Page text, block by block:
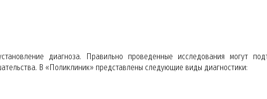
диагноза. Правильно проведенные исследования могут
В «Поликлиник» представлены следующие виды диагностики: